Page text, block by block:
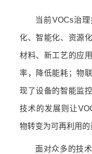
当前VOCs治
化、智能化、资源
材料、新工艺的应
率，降低能耗；物
现了设备的智能监
技术的发展则让
物转变为可再利用的
面对众多的技